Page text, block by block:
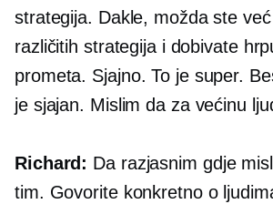
strategija. Dakle, možda ste
različitih strategija i dobivate
prometa. Sjajno. To je super.
je sjajan. Mislim da za većinu
Richard: Da razjasnim gdje
tim. Govorite konkretno o